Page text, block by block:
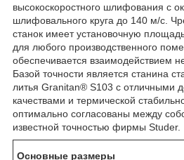
высокоскоростного шлифования с
шлифовального круга до 140 м/с.
станок имеет установочную
для любого производственного
обеспечивается взаимодействием
Базой точности является станина
литья Granitan® S103 с
качествами и термической
оптимально согласованы между
известной точностью фирмы Studer.
Основные размеры